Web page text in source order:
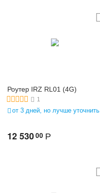
Роутер IRZ RL01 (4G)
1
от 3 дней, но лучше уточнить
12 53000 Р